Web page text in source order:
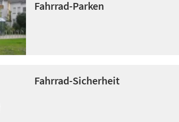
Fahrrad-Parken
Fahrrad-Sicherheit